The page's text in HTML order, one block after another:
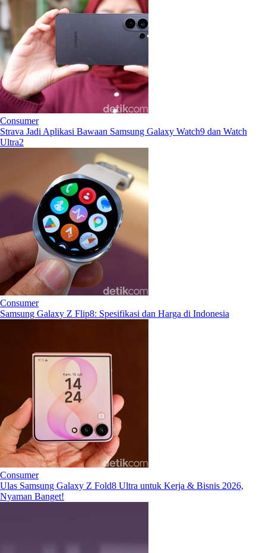
Consumer
Strava Jadi Aplikasi Bawaan Samsung Galaxy Watch9 dan Watch
Ultra2
Consumer
Samsung Galaxy Z Flip8: Spesifikasi dan Harga di Indonesia
Consumer
Ulas Samsung Galaxy Z Fold8 Ultra untuk Kerja & Bisnis 2026,
Nyaman Banget!